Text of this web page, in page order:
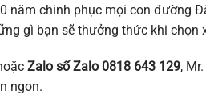
năm chinh phục mọi con đường
gì bạn sẽ thưởng thức khi chọn
Zalo số Zalo 0818 643 129,
ngon.